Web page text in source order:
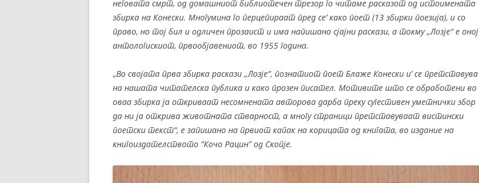
ФИЛМОПОЛИС
e
b
o
o
k
er l e
n
g
er
неговата смрт, од домашниот библиотечен трезор го читаме расказот од истоимената
збирка на Конески. Многумина го перцепираат пред се’ како поет (13 збирки поезија), и со
право, но тој бил и одличен прозаист и има напишано сјајни раскази, а токму „Лозје“ е оној
антологискиот, првообјавениот, во 1955 година.
„Во својата прва збирка раскази „Лозје“, познатиот поет Блаже Конески и’ се претставува
на нашата читателска публика и како прозен писател. Мотивите што се обработени во
оваа збирка ја откриваат несомнената авторова дарба преку сугестивен уметнички збор
да ни ја открива животната стварност, а многу страници претставуваат вистински
поетски текст“, е запишано на првиот капак на корицата од книгата, во издание на
книгоиздателството “Кочо Рацин” од Скопје.